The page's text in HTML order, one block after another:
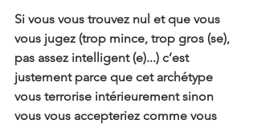
Si vous vous trouvez nul et que vous
vous jugez (trop mince, trop gros (se),
pas assez intelligent (e)...) c’est
justement parce que cet archétype
vous terrorise intérieurement sinon
vous vous accepteriez comme vous